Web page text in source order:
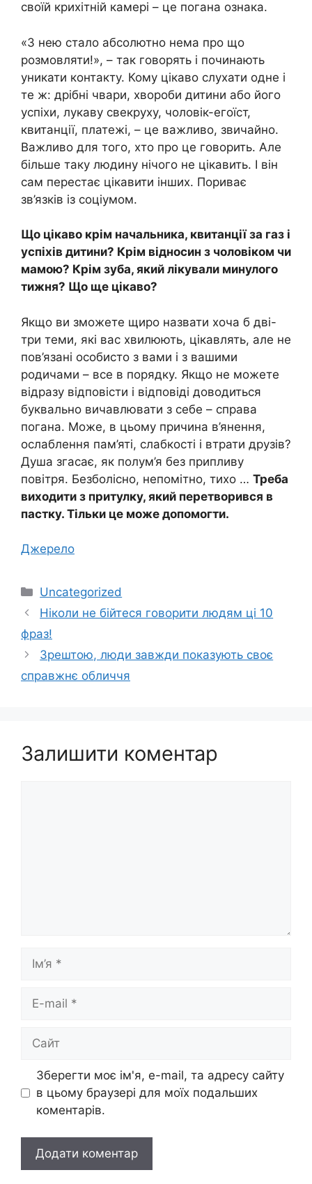
своїй крихітній камері – це погана ознака.
«З нею стало абсолютно нема про що
розмовляти!», – так говорять і починають
уникати контакту. Кому цікаво слухати одне і
те ж: дрібні чвари, хвороби дитини або його
успіхи, лукаву свекруху, чоловік-егоїст,
квитанції, платежі, – це важливо, звичайно.
Важливо для того, хто про це говорить. Але
більше таку людину нічого не цікавить. І він
сам перестає цікавити інших. Пориває
зв’язків із соціумом.
Що цікаво крім начальника, квитанції за газ і
успіхів дитини? Крім відносин з чоловіком чи
мамою? Крім зуба, який лікували минулого
тижня? Що ще цікаво?
Якщо ви зможете щиро назвати хоча б дві-
три теми, які вас хвилюють, цікавлять, але не
пов’язані особисто з вами і з вашими
родичами – все в порядку. Якщо не можете
відразу відповісти і відповіді доводиться
буквально вичавлювати з себе – справа
погана. Може, в цьому причина в’янення,
ослаблення пам’яті, слабкості і втрати друзів?
Душа згасає, як полум’я без припливу
повітря. Безболісно, ​​непомітно, тихо … Треба
виходити з притулку, який перетворився в
пастку. Тільки це може допомогти.
Джерело
Категорії
Uncategorized
Ніколи не бійтеся говорити людям ці 10
фраз!
Зрештою, люди завжди показують своє
справжнє обличчя
Залишити коментар
Ім’я
Сайт
Зберегти моє ім'я, e-mail, та адресу сайту
в цьому браузері для моїх подальших
коментарів.